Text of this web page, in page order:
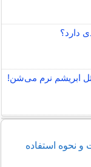
دارد؟
ابریشم نرم می‌شن!
نحوه استفاده